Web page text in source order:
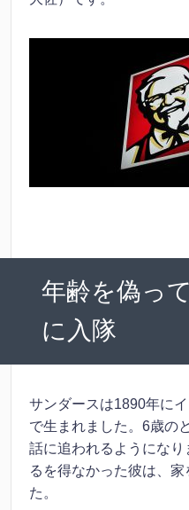
年齢を偽っ
に入隊
サンダースは1890年に
で生まれました。6歳の
話に追われるようにな
るを得なかった彼は、
た。